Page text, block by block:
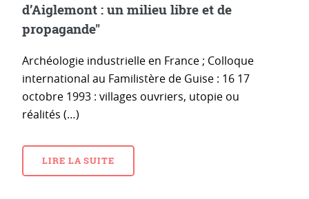
d’Aiglemont : un milieu libre et de
propagande"
Archéologie industrielle en France ; Colloque
international au Familistère de Guise : 16 17
octobre 1993 : villages ouvriers, utopie ou
réalités (…)
LIRE LA SUITE